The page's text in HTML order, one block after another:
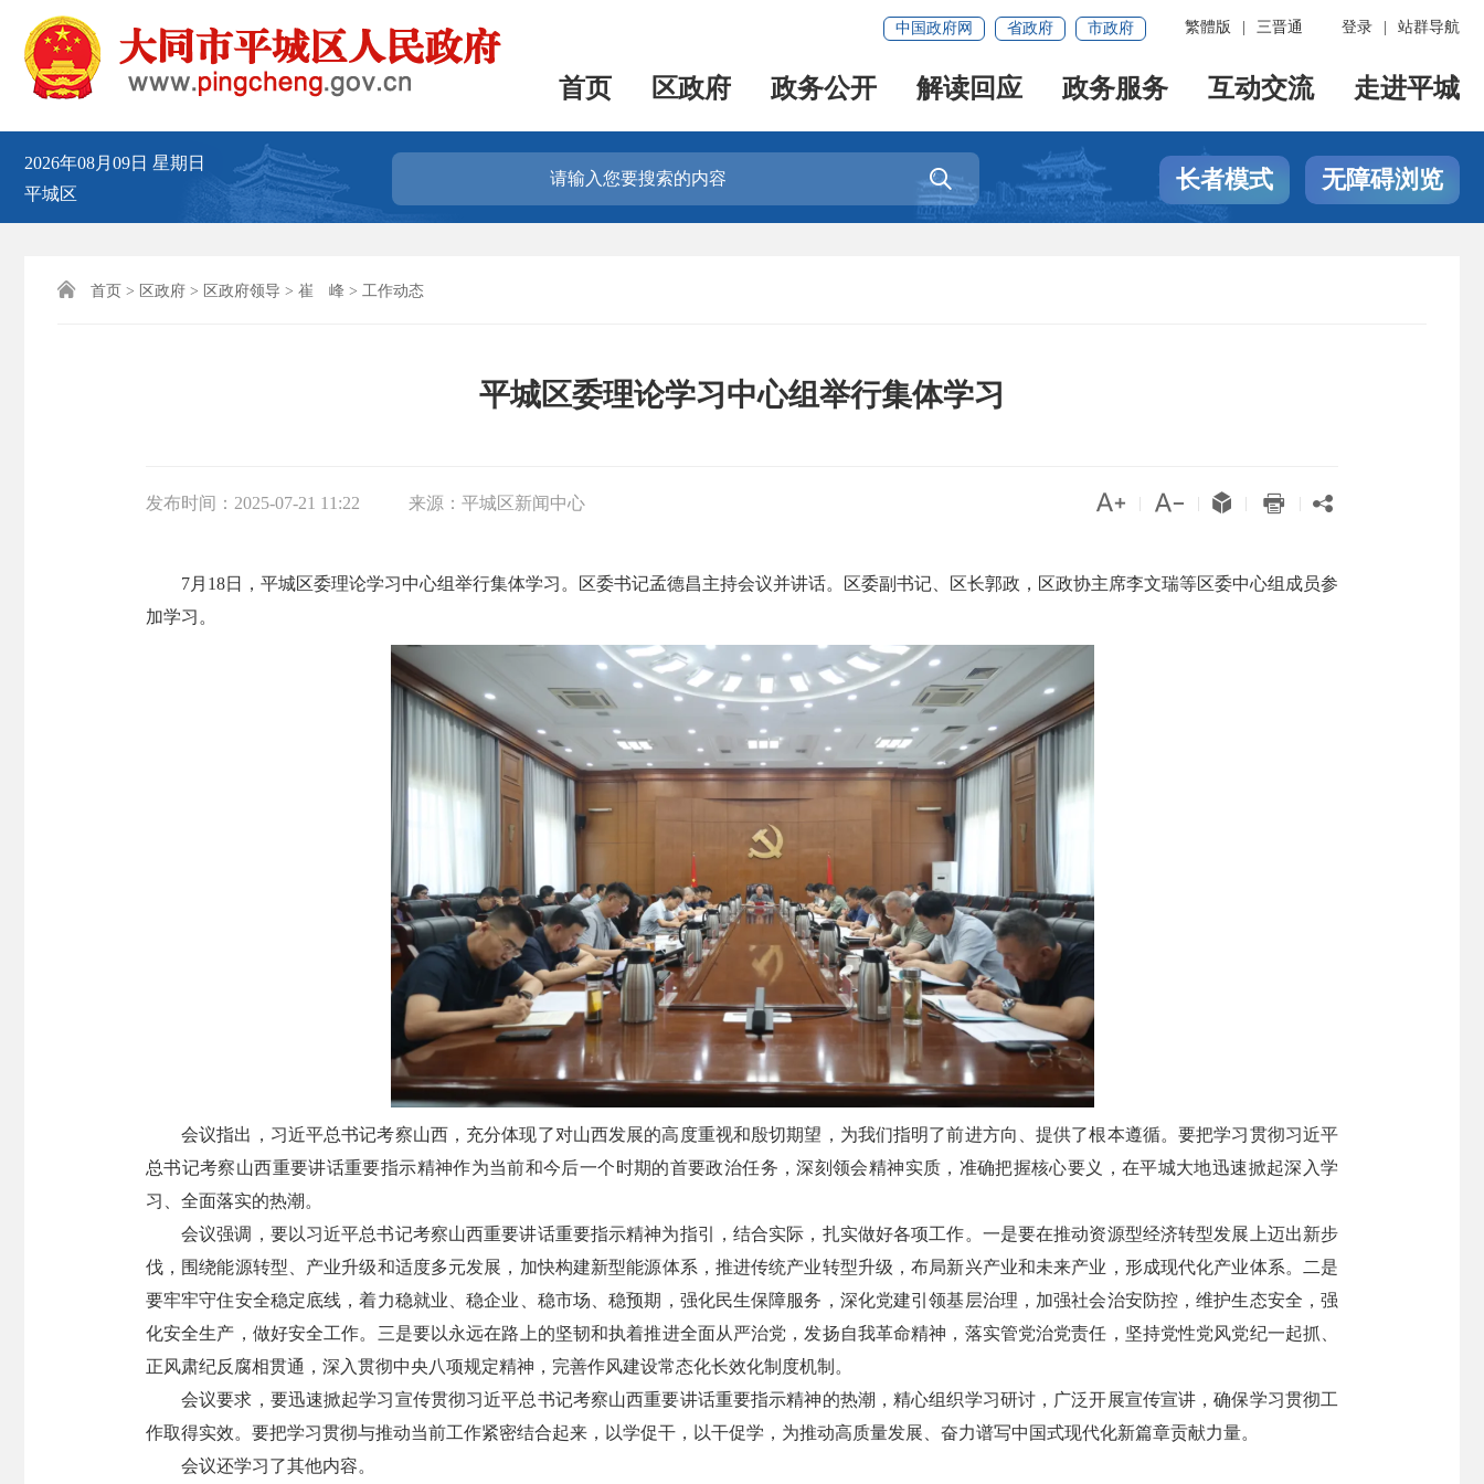
登录 站群导航
繁體版 三晋通
中国政府网 省政府 市政府
首页 区政府 政务公开 解读回应 政务服务 互动交流 走进平城
2026年08月09日 星期日
平城区
 长者模式 无障碍浏览
 首页 > 区政府 > 区政府领导 > 崔 峰 > 工作动态
平城区委理论学习中心组举行集体学习
发布时间： 2025-07-21 11:22 来源： 平城区新闻中心     
7月18日，平城区委理论学习中心组举行集体学习。区委书记孟德昌主持会议并讲话。区委副书记、区长郭政，区政协主席李文瑞等区委中心组成员参
加学习。
会议指出，习近平总书记考察山西，充分体现了对山西发展的高度重视和殷切期望，为我们指明了前进方向、提供了根本遵循。要把学习贯彻习近平
总书记考察山西重要讲话重要指示精神作为当前和今后一个时期的首要政治任务，深刻领会精神实质，准确把握核心要义，在平城大地迅速掀起深入学
习、全面落实的热潮。
会议强调，要以习近平总书记考察山西重要讲话重要指示精神为指引，结合实际，扎实做好各项工作。一是要在推动资源型经济转型发展上迈出新步
伐，围绕能源转型、产业升级和适度多元发展，加快构建新型能源体系，推进传统产业转型升级，布局新兴产业和未来产业，形成现代化产业体系。二是
要牢牢守住安全稳定底线，着力稳就业、稳企业、稳市场、稳预期，强化民生保障服务，深化党建引领基层治理，加强社会治安防控，维护生态安全，强
化安全生产，做好安全工作。三是要以永远在路上的坚韧和执着推进全面从严治党，发扬自我革命精神，落实管党治党责任，坚持党性党风党纪一起抓、
正风肃纪反腐相贯通，深入贯彻中央八项规定精神，完善作风建设常态化长效化制度机制。
会议要求，要迅速掀起学习宣传贯彻习近平总书记考察山西重要讲话重要指示精神的热潮，精心组织学习研讨，广泛开展宣传宣讲，确保学习贯彻工
作取得实效。要把学习贯彻与推动当前工作紧密结合起来，以学促干，以干促学，为推动高质量发展、奋力谱写中国式现代化新篇章贡献力量。
会议还学习了其他内容。